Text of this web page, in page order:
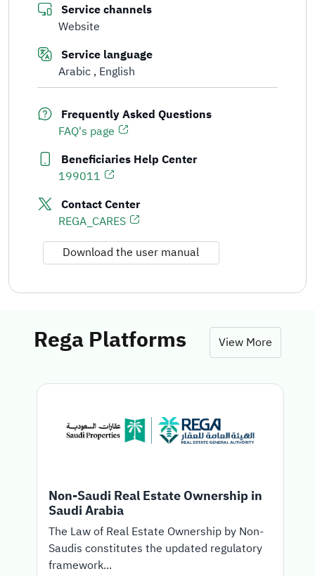
Service channels
Website
Service language
Arabic English
Frequently Asked Questions
FAQ's page
Beneficiaries Help Center
199011
Contact Center
REGA_CARES
Download the user manual
Rega Platforms View More
Non-Saudi Real Estate Ownership in
Saudi Arabia
The Law of Real Estate Ownership by Non-
Saudis constitutes the updated regulatory
framework...